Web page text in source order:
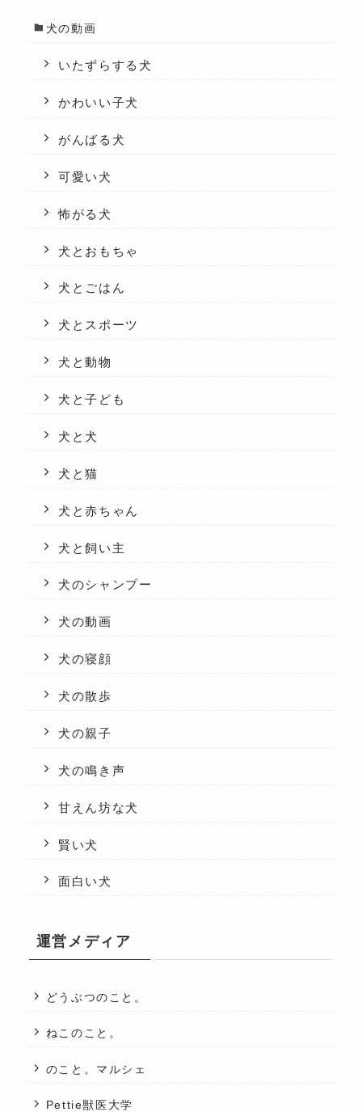
犬の動画
いたずらする犬
かわいい子犬
がんばる犬
可愛い犬
怖がる犬
犬とおもちゃ
犬とごはん
犬とスポーツ
犬と動物
犬と子ども
犬と犬
犬と猫
犬と赤ちゃん
犬と飼い主
犬のシャンプー
犬の動画
犬の寝顔
犬の散歩
犬の親子
犬の鳴き声
甘えん坊な犬
賢い犬
面白い犬
運営メディア
どうぶつのこと。
ねこのこと。
のこと。マルシェ
Pettie獣医大学